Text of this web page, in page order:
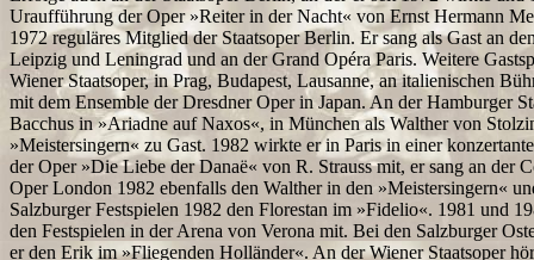
Uraufführung der Oper »Reiter in der Nacht« von Ernst Hermann
1972 reguläres Mitglied der Staatsoper Berlin. Er sang als Gast an
Leipzig und Leningrad und an der Grand Opéra Paris. Weitere
Wiener Staatsoper, in Prag, Budapest, Lausanne, an italienischen
mit dem Ensemble der Dresdner Oper in Japan. An der Hamburger
Bacchus in »Ariadne auf Naxos«, in München als Walther von
»Meistersingern« zu Gast. 1982 wirkte er in Paris in einer
der Oper »Die Liebe der Danaë« von R. Strauss mit, er sang an der
Oper London 1982 ebenfalls den Walther in den »Meistersingern«
Salzburger Festspielen 1982 den Florestan im »Fidelio«. 1981 und
den Festspielen in der Arena von Verona mit. Bei den Salzburger
er den Erik im »Fliegenden Holländer«. An der Wiener Staatsoper